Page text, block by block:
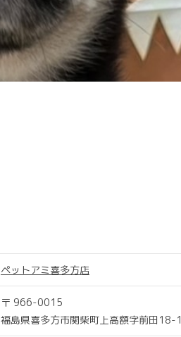
ペットアミ喜多方店
〒 966-0015
福島県喜多方市関柴町上高額字前田18-1